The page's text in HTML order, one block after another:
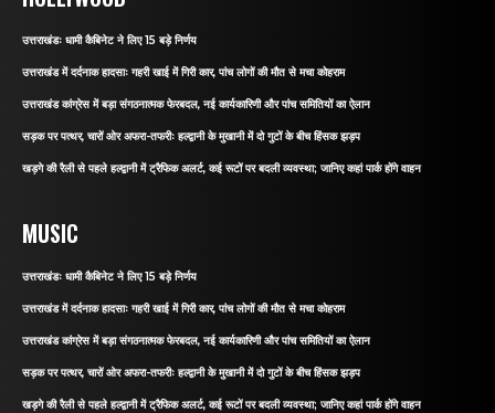
उत्तराखंडः धामी कैबिनेट ने लिए 15 बड़े निर्णय
उत्तराखंड में दर्दनाक हादसाः गहरी खाई में गिरी कार, पांच लोगों की मौत से मचा कोहराम
उत्तराखंड कांग्रेस में बड़ा संगठनात्मक फेरबदल, नई कार्यकारिणी और पांच समितियों का ऐलान
सड़क पर पत्थर, चारों ओर अफरा-तफरीः हल्द्वानी के मुखानी में दो गुटों के बीच हिंसक झड़प
खड़गे की रैली से पहले हल्द्वानी में ट्रैफिक अलर्ट, कई रूटों पर बदली व्यवस्था; जानिए कहां पार्क होंगे वाहन
MUSIC
उत्तराखंडः धामी कैबिनेट ने लिए 15 बड़े निर्णय
उत्तराखंड में दर्दनाक हादसाः गहरी खाई में गिरी कार, पांच लोगों की मौत से मचा कोहराम
उत्तराखंड कांग्रेस में बड़ा संगठनात्मक फेरबदल, नई कार्यकारिणी और पांच समितियों का ऐलान
सड़क पर पत्थर, चारों ओर अफरा-तफरीः हल्द्वानी के मुखानी में दो गुटों के बीच हिंसक झड़प
खड़गे की रैली से पहले हल्द्वानी में ट्रैफिक अलर्ट, कई रूटों पर बदली व्यवस्था; जानिए कहां पार्क होंगे वाहन